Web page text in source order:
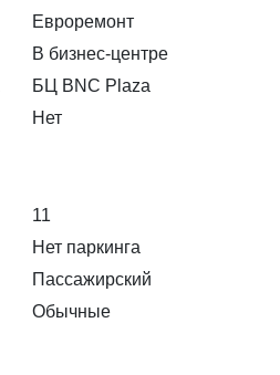
Евроремонт
В бизнес-центре
БЦ BNC Plaza
Нет
11
Нет паркинга
Пассажирский
Обычные